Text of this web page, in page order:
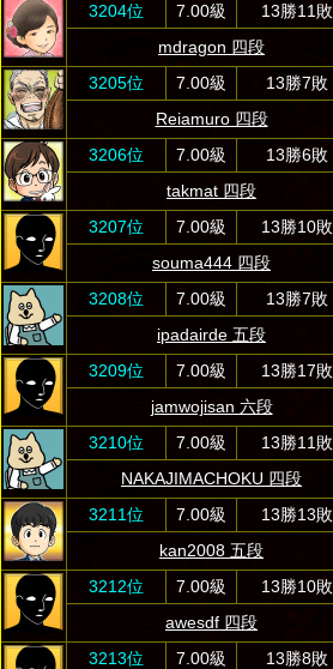
3204位
7.00級
13勝11敗
mdragon 四段
3205位
7.00級
13勝7敗
Reiamuro 四段
3206位
7.00級
13勝6敗
takmat 四段
3207位
7.00級
13勝10敗
souma444 四段
3208位
7.00級
13勝7敗
ipadairde 五段
3209位
7.00級
13勝17敗
jamwojisan 六段
3210位
7.00級
13勝11敗
NAKAJIMACHOKU 四段
3211位
7.00級
13勝13敗
kan2008 五段
3212位
7.00級
13勝10敗
awesdf 四段
3213位
7.00級
13勝8敗